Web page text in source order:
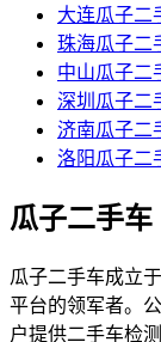
大连瓜子二
珠海瓜子二
中山瓜子二
深圳瓜子二
济南瓜子二
洛阳瓜子二
瓜子二手车
瓜子二手车成立
平台的领军者。
户提供二手车检